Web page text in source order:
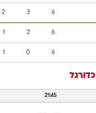
6
3
2
6
2
1
6
0
1
כדורגל
21:45